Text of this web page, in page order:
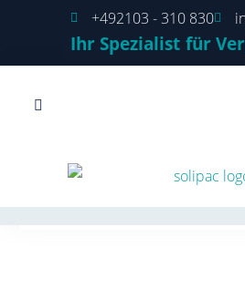
+492103 - 310 830
Ihr Spezialist für